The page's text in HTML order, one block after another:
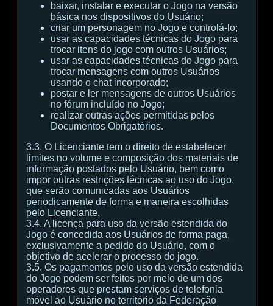
baixar, instalar e executar o Jogo na versão
básica nos dispositivos do Usuário;
criar um personagem no Jogo e controlá-lo;
usar as capacidades técnicas do Jogo para
trocar itens do jogo com outros Usuários;
usar as capacidades técnicas do Jogo para
trocar mensagens com outros Usuários
usando o chat incorporado;
postar e ler mensagens de outros Usuários
no fórum incluído no Jogo;
realizar outras ações permitidas pelos
Documentos Obrigatórios.
3.3. O Licenciante tem o direito de estabelecer
limites no volume e composição dos materiais de
informação postados pelo Usuário, bem como
impor outras restrições técnicas ao uso do Jogo,
que serão comunicadas aos Usuários
periodicamente de forma e maneira escolhidas
pelo Licenciante.
3.4. A licença para uso da versão estendida do
Jogo é concedida aos Usuários de forma paga,
exclusivamente a pedido do Usuário, com o
objetivo de acelerar o processo do jogo.
3.5. Os pagamentos pelo uso da versão estendida
do Jogo podem ser feitos por meio de um dos
operadores que prestam serviços de telefonia
móvel ao Usuário no território da Federação